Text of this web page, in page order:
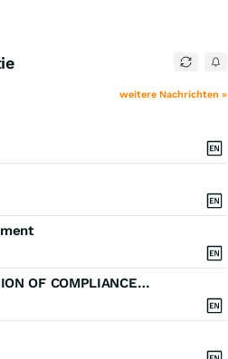
weitere Nachrichten »
INNEOVA HOLDINGS LIMTED ANNOUNCES RECEIPT OF NASDAQ EXTENSION OF COMPLIANCE PERIOD REGARDING MINIMUM PRICE DEFICIENCY